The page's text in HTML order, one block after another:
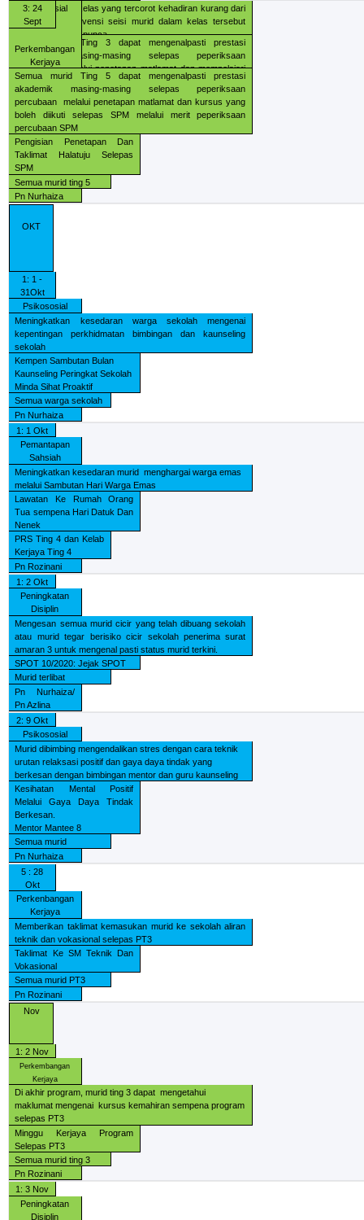
Gaya Daya Tindak
yang sederhana ke
Pn Nurhaiza/
Pn Azlina
80 murid ting 1 dan 2
Rozinani
Semua warga sekolah saling hormat menghormati antara
kaum dan memupuk semangat perpaduan dalam kalangan
RIMUP Perpaduan Bermodul
Semua warga sekolah
Pn Rozinani/
Pn Azlina
Mengenal pasti kelas yang tercorot kehadiran kurang dari
88% untuk intervensi seisi murid dalam kelas tersebut
untuk mengesan punca .
SPOT 9/2020: Intervensi
Dashboard
Kelas terlibat
Pn Nurhaiza/
Pn Azlina
Psikososial
Semua murid Ting 3 dapat mengenalpasti prestasi
akademik masing-masing selepas peperiksaan
percubaan
melalui penetapan matlamat dan mempelajari
teknik 10B dan urutan relaksasi untuk menangani stres
Pengisian Penetapan
Matlamat Dan Minda Sihat
Semua murid ting 3
Pn Rozinani
3: 24
Sept
Perkembangan
Kerjaya
Semua murid Ting 5 dapat mengenalpasti prestasi
akademik masing-masing selepas peperiksaan
percubaan
melalui penetapan matlamat dan kursus yang
boleh diikuti selepas SPM melalui merit peperiksaan
percubaan SPM
Pengisian Penetapan Dan
Taklimat Halatuju Selepas
SPM
Semua murid ting 5
Pn Nurhaiza
OKT
1: 1 -
31Okt
Psikososial
Meningkatkan kesedaran warga sekolah mengenai
kepentingan perkhidmatan bimbingan dan kaunseling
sekolah
Kempen Sambutan Bulan
Kaunseling Peringkat Sekolah
Minda Sihat Proaktif
Semua warga sekolah
Pn Nurhaiza
1: 1 Okt
Pemantapan
Sahsiah
Meningkatkan kesedaran murid menghargai warga emas
melalui Sambutan Hari Warga Emas
Lawatan Ke Rumah Orang
Tua sempena Hari Datuk Dan
Nenek
PRS Ting 4 dan Kelab
Kerjaya Ting 4
Pn Rozinani
1: 2 Okt
Peningkatan
Disiplin
Mengesan semua murid cicir yang telah dibuang sekolah
atau murid tegar berisiko cicir sekolah penerima surat
amaran 3 untuk mengenal pasti status murid terkini.
SPOT 10/2020: Jejak SPOT
Murid terlibat
Pn Nurhaiza/
Pn Azlina
2: 9 Okt
Psikososial
Murid dibimbing mengendalikan stres dengan cara teknik
urutan relaksasi positif dan gaya daya tindak yang
berkesan dengan bimbingan mentor dan guru kaunseling
Kesihatan Mental Positif
Melalui Gaya Daya Tindak
Berkesan.
Mentor Mantee 8
Semua murid
Pn Nurhaiza
5 : 28
Okt
Perkenbangan
Kerjaya
Memberikan taklimat kemasukan murid ke sekolah aliran
teknik dan vokasional selepas PT3
Taklimat Ke SM Teknik Dan
Vokasional
Semua murid PT3
Pn Rozinani
Nov
1: 2 Nov
Perkembangan
Kerjaya
Di akhir program, murid ting 3 dapat mengetahui
maklumat mengenai kursus kemahiran sempena program
selepas PT3
Minggu Kerjaya Program
Selepas PT3
Semua murid ting 3
Pn Rozinani
1: 3 Nov
Peningkatan
Disiplin